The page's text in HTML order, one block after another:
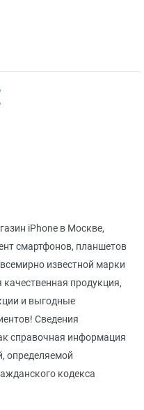
iPhone в Москве,
смартфонов, планшетов
известной марки
продукция,
и выгодные
Сведения
справочная информация
определяемой
кодекса